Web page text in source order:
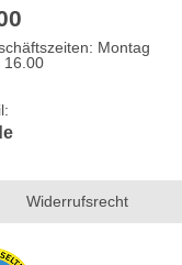
Montag
16.00
Widerrufsrecht